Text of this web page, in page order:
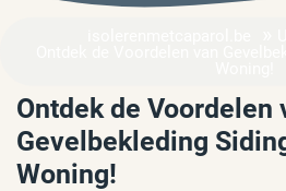
Ontdek de Voordelen
Gevelbekleding
Woning!